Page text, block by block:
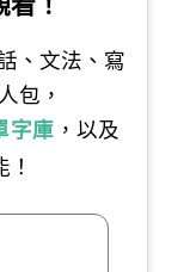
、文法、寫
包，
字庫 ，以及